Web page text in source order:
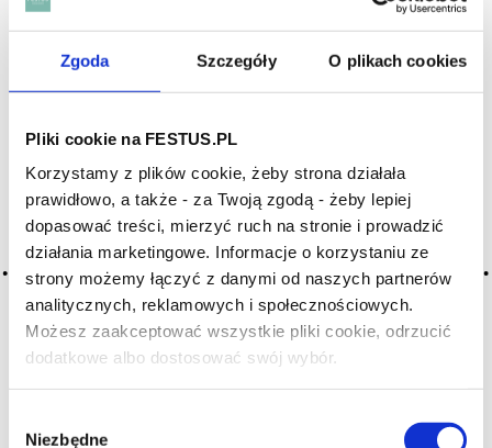
Zgoda Szczegóły O plikach cookies
Pliki cookie na FESTUS.PL
Korzystamy z plików cookie, żeby strona działała
prawidłowo, a także - za Twoją zgodą - żeby lepiej
dopasować treści, mierzyć ruch na stronie i prowadzić
działania marketingowe. Informacje o korzystaniu ze
strony możemy łączyć z danymi od naszych partnerów
analitycznych, reklamowych i społecznościowych.
Możesz zaakceptować wszystkie pliki cookie, odrzucić
dodatkowe albo dostosować swój wybór.
zgody
Niezbędne
Czy masz ukończone 18 lat?
Archiwum wpisów tagu:
mielleux
przesłodzone
2016-05-10
ckliwe, nadmiernie słodkie; samo określenie znamionuje brak
równowagi wina; cecha różnie oceniana, ale jeśli słodycz jest
zrównoważona dobrą kwasowością, wina mogą być
soczyste i bujne; najlepsze słodkie wina powinny mieć mocny
akcent … Więcej przesłodzone →
CZYTAJ WIĘCEJ